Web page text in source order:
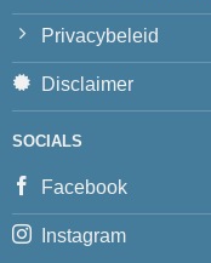
Privacybeleid
Disclaimer
SOCIALS
Facebook
Instagram